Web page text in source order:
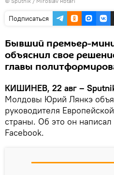
Подписаться
Бывший премьер-
объяснил свое
главы
КИШИНЕВ, 22 авг –
Молдовы Юрий Лянкэ
руководителя
страны. Об это он
Facebook.